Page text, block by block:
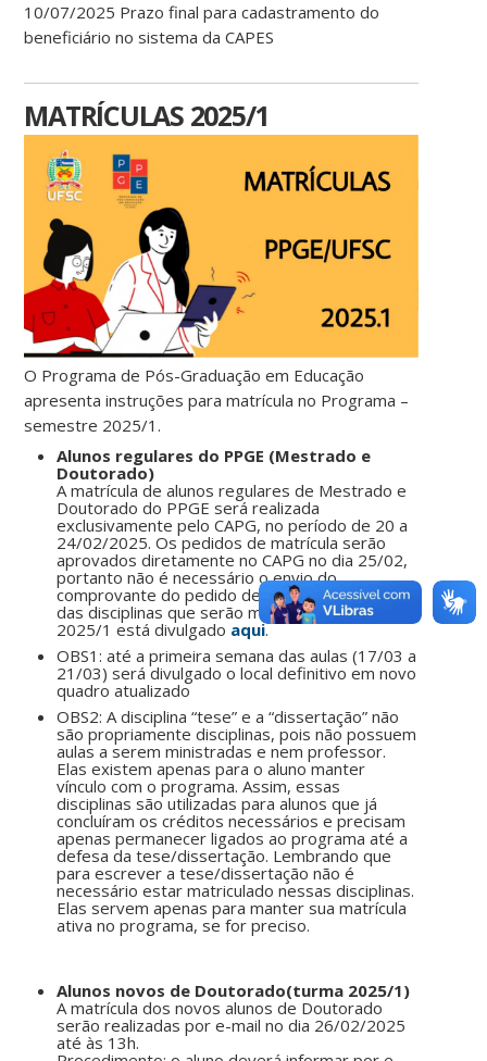
10/07/2025 Prazo final para cadastramento do
beneficiário no sistema da CAPES
MATRÍCULAS 2025/1
O Programa de Pós-Graduação em Educação
apresenta instruções para matrícula no Programa –
semestre 2025/1.
Alunos regulares do PPGE (Mestrado e
Doutorado)
A matrícula de alunos regulares de Mestrado e
Doutorado do PPGE será realizada
exclusivamente pelo CAPG, no período de 20 a
24/02/2025. Os pedidos de matrícula serão
aprovados diretamente no CAPG no dia 25/02,
portanto não é necessário o envio do
comprovante do pedido de matrícula. O quadro
das disciplinas que serão ministradas em
2025/1 está divulgado aqui.
OBS1: até a primeira semana das aulas (17/03 a
21/03) será divulgado o local definitivo em novo
quadro atualizado
OBS2: A disciplina “tese” e a “dissertação” não
são propriamente disciplinas, pois não possuem
aulas a serem ministradas e nem professor.
Elas existem apenas para o aluno manter
vínculo com o programa. Assim, essas
disciplinas são utilizadas para alunos que já
concluíram os créditos necessários e precisam
apenas permanecer ligados ao programa até a
defesa da tese/dissertação. Lembrando que
para escrever a tese/dissertação não é
necessário estar matriculado nessas disciplinas.
Elas servem apenas para manter sua matrícula
ativa no programa, se for preciso.
Alunos novos de Doutorado(turma 2025/1)
A matrícula dos novos alunos de Doutorado
serão realizadas por e-mail no dia 26/02/2025
até às 13h.